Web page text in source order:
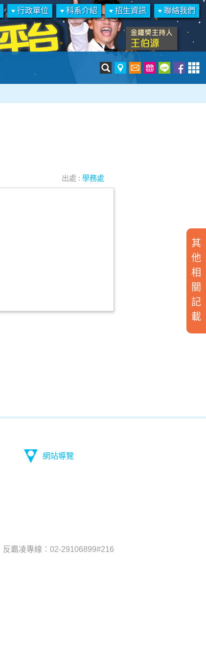
行政單位 科系介紹 招生資訊 聯絡我們
出處 : 學務處
網站導覽
反霸凌專線：02-29106899#216
其
他
相
關
記
載